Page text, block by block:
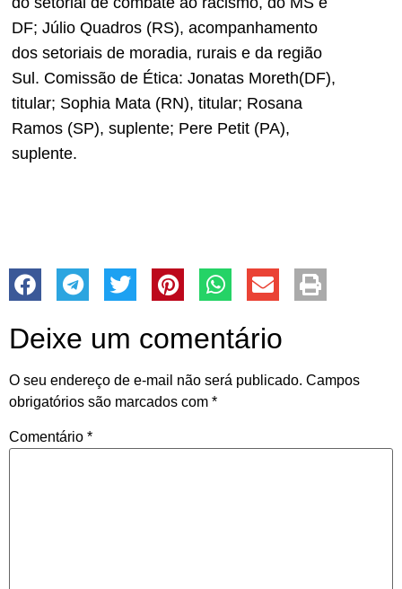
DF; Júlio Quadros (RS), acompanhamento
dos setoriais de moradia, rurais e da região
Sul. Comissão de Ética: Jonatas Moreth(DF),
titular; Sophia Mata (RN), titular; Rosana
Ramos (SP), suplente; Pere Petit (PA),
suplente.
Deixe um comentário
O seu endereço de e-mail não será publicado. Campos
obrigatórios são marcados com *
Comentário *